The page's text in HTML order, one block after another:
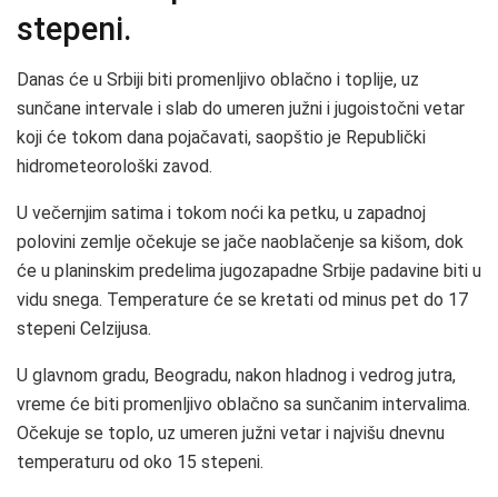
stepeni.
Danas će u Srbiji biti promenljivo oblačno i toplije, uz
sunčane intervale i slab do umeren južni i jugoistočni vetar
koji će tokom dana pojačavati, saopštio je Republički
hidrometeorološki zavod.
U večernjim satima i tokom noći ka petku, u zapadnoj
polovini zemlje očekuje se jače naoblačenje sa kišom, dok
će u planinskim predelima jugozapadne Srbije padavine biti u
vidu snega. Temperature će se kretati od minus pet do 17
stepeni Celzijusa.
U glavnom gradu, Beogradu, nakon hladnog i vedrog jutra,
vreme će biti promenljivo oblačno sa sunčanim intervalima.
Očekuje se toplo, uz umeren južni vetar i najvišu dnevnu
temperaturu od oko 15 stepeni.